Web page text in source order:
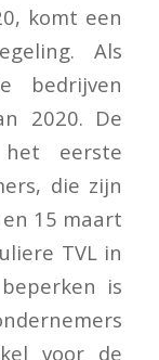
komt een
Als
bedrijven
2020. De
eerste
die zijn
15 maart
TVL in
is
voor de